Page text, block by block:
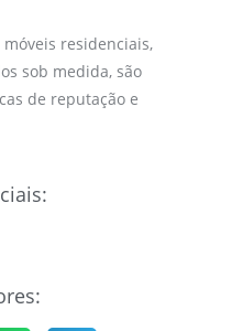
residenciais,
sob medida, são
de reputação e